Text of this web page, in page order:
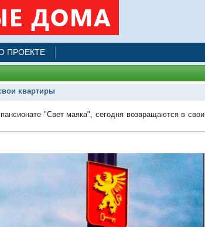
ПРОЕКТЕ
квартиры
"Свет маяка", сегодня возвращаются в свои